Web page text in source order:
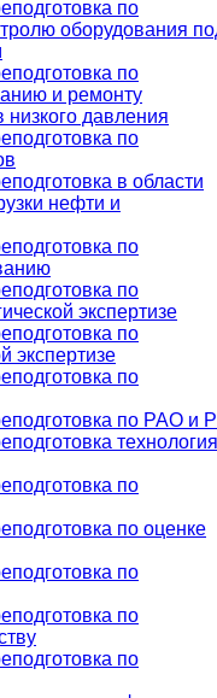
по
оборудования
по
и ремонту
давления
по
в области
нефти и
по
по
экспертизе
по
экспертизе
по
по РАО и
по
по оценке
по
по
по